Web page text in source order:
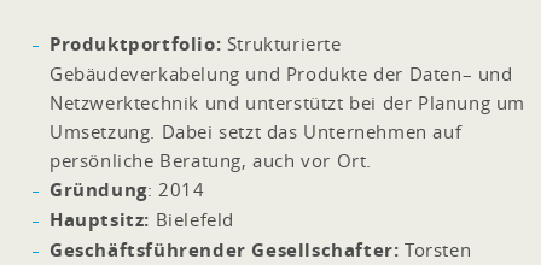
Produktportfolio: Strukturierte
Gebäudeverkabelung und Produkte der Daten– und
Netzwerktechnik und unterstützt bei der Planung um
Umsetzung. Dabei setzt das Unternehmen auf
persönliche Beratung, auch vor Ort.
Gründung: 2014
Hauptsitz: Bielefeld
Geschäftsführender Gesellschafter: Torsten